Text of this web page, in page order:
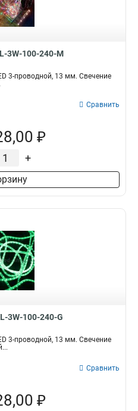
3W-100-240-M
3-проводной, 13 мм. Свечение
Сравнить
₽
+
3W-100-240-G
3-проводной, 13 мм. Свечение
Сравнить
₽